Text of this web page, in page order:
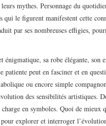
mythes. Personnage du
qui le figurent manifestent cette
par ses nombreuses effigies,
énigmatique, sa robe élégante, son
patiente peut en fasciner et en
ou encore simple
des sensibilités artistiques.
en symboles. Quoi de mieux
explorer et interroger